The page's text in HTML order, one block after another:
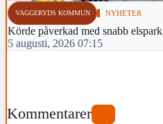
VAGGERYDS KOMMUN NYHETER
Körde påverkad med snabb elspark
5 augusti, 2026 07:15
Kommentarer